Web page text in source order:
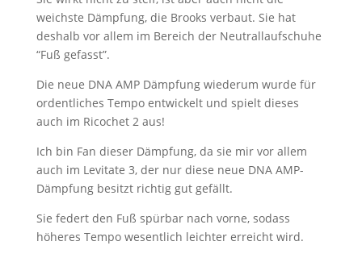
weichste Dämpfung, die Brooks verbaut. Sie hat
deshalb vor allem im Bereich der Neutrallaufschuhe
“Fuß gefasst”.
Die neue DNA AMP Dämpfung wiederum wurde für
ordentliches Tempo entwickelt und spielt dieses
auch im Ricochet 2 aus!
Ich bin Fan dieser Dämpfung, da sie mir vor allem
auch im Levitate 3, der nur diese neue DNA AMP-
Dämpfung besitzt richtig gut gefällt.
Sie federt den Fuß spürbar nach vorne, sodass
höheres Tempo wesentlich leichter erreicht wird.